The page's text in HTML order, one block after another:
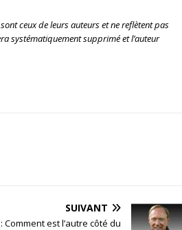
ceux de leurs auteurs et ne reflètent pas
systématiquement supprimé et l’auteur
SUIVANT
Comment est l’autre côté du